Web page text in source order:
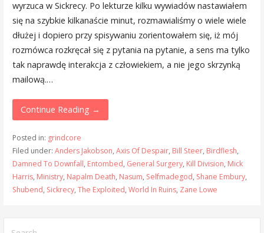
wyrzuca w Sickrecy. Po lekturze kilku wywiadów nastawiałem
się na szybkie kilkanaście minut, rozmawialiśmy o wiele wiele
dłużej i dopiero przy spisywaniu zorientowałem się, iż mój
rozmówca rozkręcał się z pytania na pytanie, a sens ma tylko
tak naprawdę interakcja z człowiekiem, a nie jego skrzynką
mailową.…
Continue Reading →
Posted in: grindcore
Filed under: Anders Jakobson, Axis Of Despair, Bill Steer, Birdflesh,
Damned To Downfall, Entombed, General Surgery, Kill Division, Mick
Harris, Ministry, Napalm Death, Nasum, Selfmadegod, Shane Embury,
Shubend, Sickrecy, The Exploited, World In Ruins, Zane Lowe